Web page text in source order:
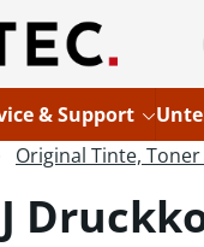
& Support
Original Tinte,